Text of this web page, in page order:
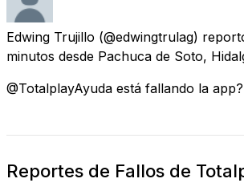
Edwing Trujillo (@edwingtrulag)
minutos desde Pachuca de Soto,
@TotalplayAyuda está fallando la app?
Reportes de Fallos de